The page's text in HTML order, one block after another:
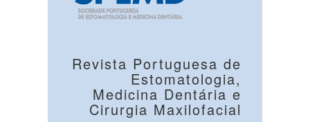
Revista Portuguesa de
Estomatologia,
Medicina Dentária e
Cirurgia Maxilofacial